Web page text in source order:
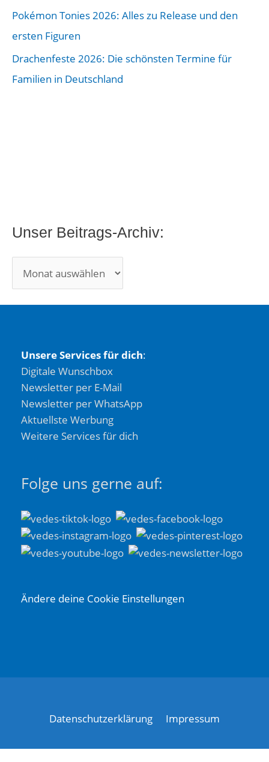
Pokémon Tonies 2026: Alles zu Release und den
ersten Figuren
Drachenfeste 2026: Die schönsten Termine für
Familien in Deutschland
Unser Beitrags-Archiv:
s
Unsere Services für dich:
Digitale Wunschbox
Newsletter per E-Mail
Newsletter per WhatsApp
Aktuellste Werbung
Weitere Services für dich
Folge uns gerne auf:
Ändere deine Cookie Einstellungen
Datenschutzerklärung Impressum